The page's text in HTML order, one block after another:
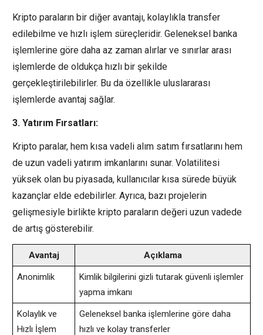
Kripto paraların bir diğer avantajı, kolaylıkla transfer
edilebilme ve hızlı işlem süreçleridir. Geleneksel banka
işlemlerine göre daha az zaman alırlar ve sınırlar arası
işlemlerde de oldukça hızlı bir şekilde
gerçekleştirilebilirler. Bu da özellikle uluslararası
işlemlerde avantaj sağlar.
3. Yatırım Fırsatları:
Kripto paralar, hem kısa vadeli alım satım fırsatlarını hem
de uzun vadeli yatırım imkanlarını sunar. Volatilitesi
yüksek olan bu piyasada, kullanıcılar kısa sürede büyük
kazançlar elde edebilirler. Ayrıca, bazı projelerin
gelişmesiyle birlikte kripto paraların değeri uzun vadede
de artış gösterebilir.
Avantaj Açıklama
Anonimlik
Kimlik bilgilerini gizli tutarak güvenli işlemler
yapma imkanı
Kolaylık ve
Hızlı İşlem
Geleneksel banka işlemlerine göre daha
hızlı ve kolay transferler